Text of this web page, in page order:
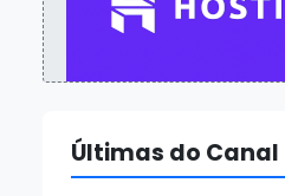
Últimas do Canal